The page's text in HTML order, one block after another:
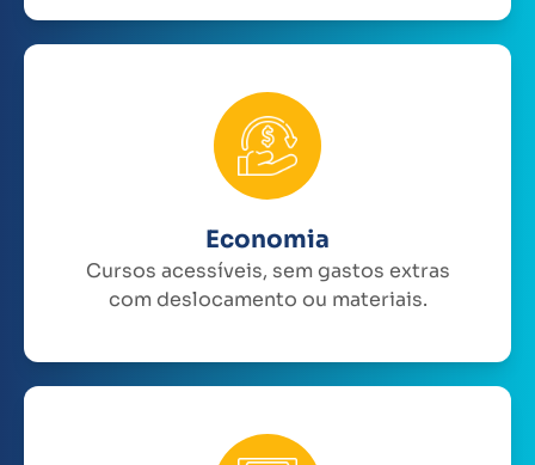
Economia
Cursos acessíveis, sem gastos extras
com deslocamento ou materiais.